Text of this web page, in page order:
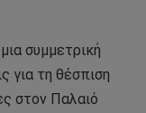
συμμετρική
για τη θέσπιση
στον Παλαιό